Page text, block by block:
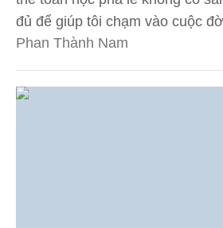
đủ để giúp tôi chạm vào cuộc
Phan Thành Nam